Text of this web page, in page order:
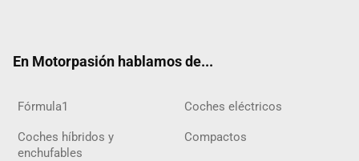
En Motorpasión hablamos de...
Fórmula1 Coches eléctricos
Coches híbridos y
enchufables
Compactos